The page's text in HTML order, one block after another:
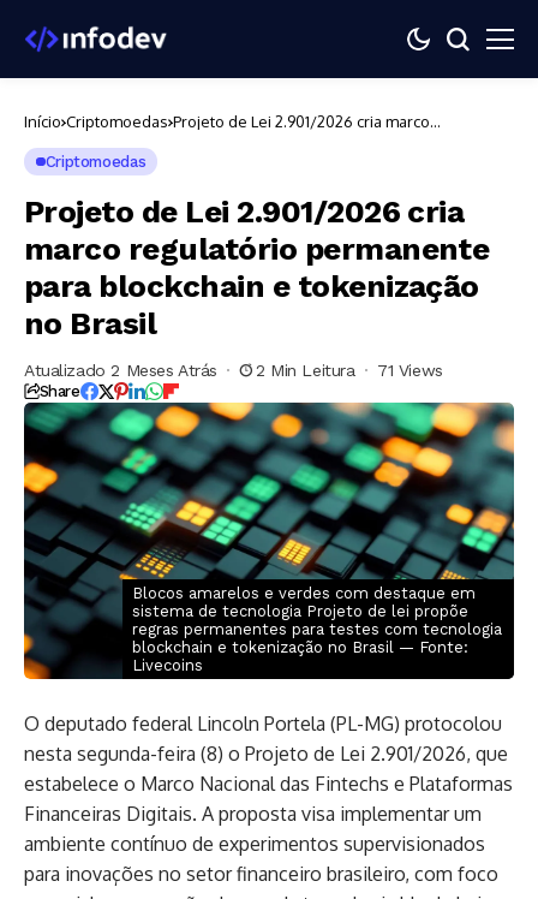
Início Criptomoedas Projeto de Lei 2.901/2026 cria marco
Criptomoedas
Projeto de Lei 2.901/2026 cria
marco regulatório permanente
para blockchain e tokenização
no Brasil
Atualizado 2 Meses Atrás 2 Min Leitura 71 Views
Share
Blocos amarelos e verdes com destaque em
sistema de tecnologia Projeto de lei propõe
regras permanentes para testes com tecnologia
blockchain e tokenização no Brasil — Fonte:
Livecoins
O deputado federal Lincoln Portela (PL-MG) protocolou
nesta segunda-feira (8) o Projeto de Lei 2.901/2026, que
estabelece o Marco Nacional das Fintechs e Plataformas
Financeiras Digitais. A proposta visa implementar um
ambiente contínuo de experimentos supervisionados
para inovações no setor financeiro brasileiro, com foco